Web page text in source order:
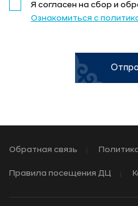
Я согласен на сбор и
Ознакомиться с
Обратная связь
Правила посещения ДЦ